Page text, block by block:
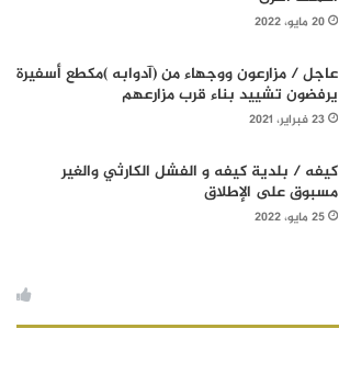
20 مايو، 2022
عاجل / مزارعون ووجهاء من (آدوابه )مكطع أسفيرة
يرفضون تشييد بناء قرب مزارعهم
23 فبراير، 2021
كيفه / بلدية كيفه و الفشل الكارثي والغير
مسبوق على الإطلاق
25 مايو، 2022